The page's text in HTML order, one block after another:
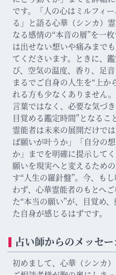
です。「人の心はミルフィ
る」と語る心華（シンカ）
なる感情の“本音の層”を一
は出せない想いや痛みまで
てくださいます。ときに、
び、空気の温度、香り、足
まるでご自身の人生を“上か
れる方も少なくありません
言葉ではなく、必要な気づ
目覚める鑑定時間”となる
霊能者は未来の展開だけで
ば願いが叶うか」「自分の
か」までを明確に提示して
願いを現実へと変えるため
す“人生の羅針盤”。今、も
わず、心華霊能者のもとへ
た“本当の願い”が、目覚め
た自身が感じるはずです。
占い師からのメッセー
初めまして、心華（シンカ）